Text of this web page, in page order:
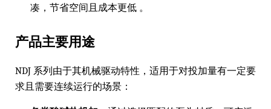
凑，节省空间且成本更低 。
产品主要用途
NDJ 系列由于其机械驱动特性，适用于对投加量有一定要
求且需要连续运行的场景：